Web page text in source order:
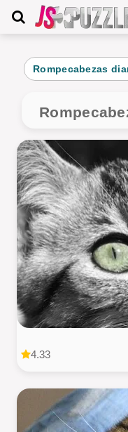
Rompecabezas
4.33